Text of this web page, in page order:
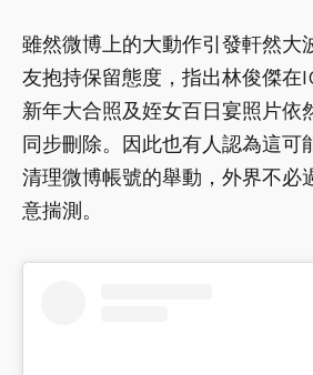
雖然微博上的大動作引發軒然大
友抱持保留態度，指出林俊傑在
新年大合照及姪女百日宴照片依
同步刪除。因此也有人認為這可
清理微博帳號的舉動，外界不必
意揣測。